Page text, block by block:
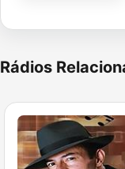
Rádios